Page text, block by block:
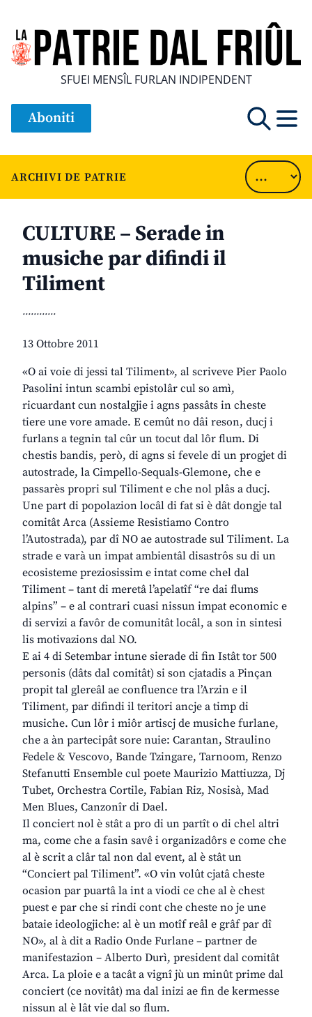
SFUEI MENSÎL FURLAN INDIPENDENT
Aboniti
ARCHIVI DE PATRIE
CULTURE – Serade in
musiche par difindi il
Tiliment
............
13 Ottobre 2011
«O ai voie di jessi tal Tiliment», al scriveve Pier Paolo
Pasolini intun scambi epistolâr cul so amì,
ricuardant cun nostalgjie i agns passâts in cheste
tiere une vore amade. E cemût no dâi reson, ducj i
furlans a tegnin tal cûr un tocut dal lôr flum. Di
chestis bandis, però, di agns si fevele di un progjet di
autostrade, la Cimpello-Sequals-Glemone, che e
passarès propri sul Tiliment e che nol plâs a ducj.
Une part di popolazion locâl di fat si è dât dongje tal
comitât Arca (Assieme Resistiamo Contro
l’Autostrada), par dî NO ae autostrade sul Tiliment. La
strade e varà un impat ambientâl disastrôs su di un
ecosisteme preziosissim e intat come chel dal
Tiliment – tant di meretâ l’apelatîf “re dai flums
alpins” – e al contrari cuasi nissun impat economic e
di servizi a favôr de comunitât locâl, a son in sintesi
lis motivazions dal NO.
E ai 4 di Setembar intune sierade di fin Istât tor 500
personis (dâts dal comitât) si son cjatadis a Pinçan
propit tal glereâl ae confluence tra l’Arzin e il
Tiliment, par difindi il teritori ancje a timp di
musiche. Cun lôr i miôr artiscj de musiche furlane,
che a àn partecipât sore nuie: Carantan, Straulino
Fedele & Vescovo, Bande Tzingare, Tarnoom, Renzo
Stefanutti Ensemble cul poete Maurizio Mattiuzza, Dj
Tubet, Orchestra Cortile, Fabian Riz, Nosisà, Mad
Men Blues, Canzonîr di Dael.
Il conciert nol è stât a pro di un partît o di chel altri
ma, come che a fasin savê i organizadôrs e come che
al è scrit a clâr tal non dal event, al è stât un
“Conciert pal Tiliment”. «O vin volût cjatâ cheste
ocasion par puartâ la int a viodi ce che al è chest
puest e par che si rindi cont che cheste no je une
bataie ideologjiche: al è un motîf reâl e grâf par dî
NO», al à dit a Radio Onde Furlane – partner de
manifestazion – Alberto Durì, president dal comitât
Arca. La ploie e a tacât a vignî jù un minût prime dal
conciert (ce novitât) ma dal inizi ae fin de kermesse
nissun al è lât vie dal so flum.